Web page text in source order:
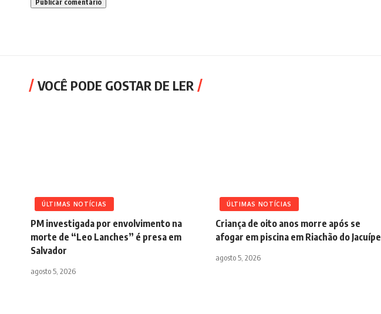
VOCÊ PODE GOSTAR DE LER
ÚLTIMAS NOTÍCIAS
PM investigada por envolvimento na
morte de “Leo Lanches” é presa em
Salvador
agosto 5, 2026
ÚLTIMAS NOTÍCIAS
Criança de oito anos morre após se
afogar em piscina em Riachão do Jacuípe
agosto 5, 2026